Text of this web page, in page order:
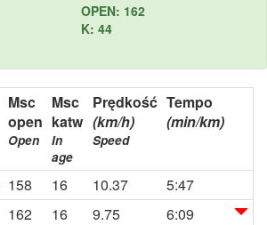
OPEN: 162
K: 44
Msc
open
Open
Msc
katw
In
age
Prędkość
(km/h)
Speed
Tempo
(min/km)
158 16 10.37
5:47
162 16 9.75 6:09